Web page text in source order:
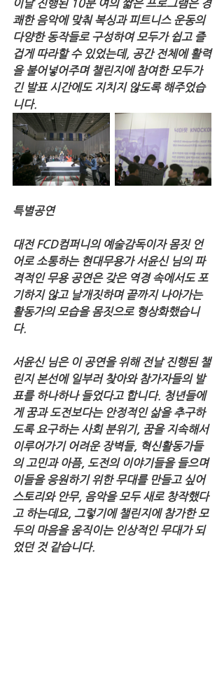
이날 진행된 10분 여의 짧은 프로그램은 경
쾌한 음악에 맞춰 복싱과 피트니스 운동의
다양한 동작들로 구성하여 모두가 쉽고 즐
겁게 따라할 수 있었는데, 공간 전체에 활력
을 불어넣어주며 챌린지에 참여한 모두가
긴 발표 시간에도 지치지 않도록 해주었습
니다.
특별공연
대전 FCD컴퍼니의 예술감독이자 몸짓 언
어로 소통하는 현대무용가 서윤신 님의 파
격적인 무용 공연은 갖은 역경 속에서도 포
기하지 않고 날개짓하며 끝까지 나아가는
활동가의 모습을 몸짓으로 형상화했습니
다.
서윤신 님은 이 공연을 위해 전날 진행된 챌
린지 본선에 일부러 찾아와 참가자들의 발
표를 하나하나 들었다고 합니다. 청년들에
게 꿈과 도전보다는 안정적인 삶을 추구하
도록 요구하는 사회 분위기, 꿈을 지속해서
이루어가기 어려운 장벽들, 혁신활동가들
의 고민과 아픔, 도전의 이야기들을 들으며
이들을 응원하기 위한 무대를 만들고 싶어
스토리와 안무, 음악을 모두 새로 창작했다
고 하는데요, 그렇기에 챌린지에 참가한 모
두의 마음을 움직이는 인상적인 무대가 되
었던 것 같습니다.